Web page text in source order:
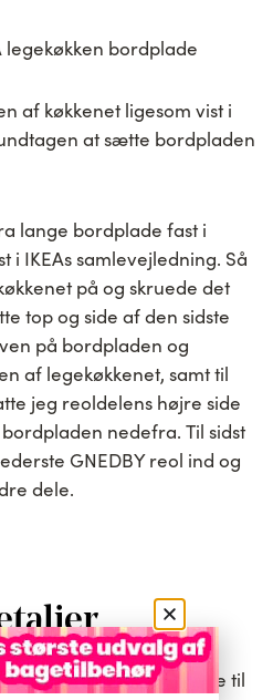
af køkkenet ligesom vist i
at sætte bordpladen
lange bordplade fast i
i IKEAs samlevejledning. Så
på og skruede det
top og side af den sidste
på bordpladen og
af legekøkkenet, samt til
jeg reoldelens højre side
nedefra. Til sidst
GNEDBY reol ind og
dele.
en rist, som kunne passe til